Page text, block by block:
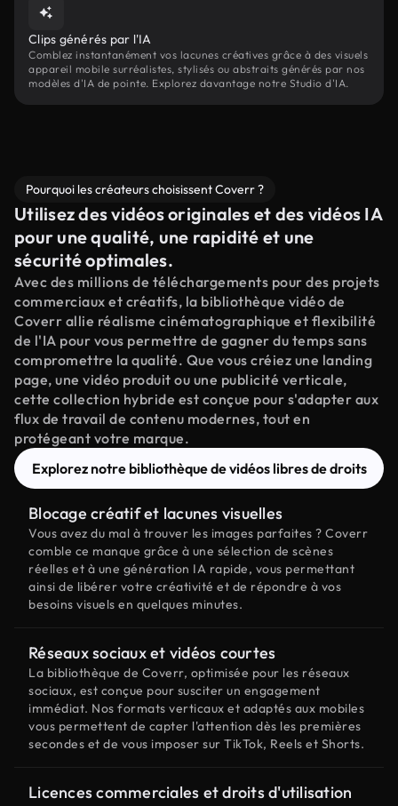
Clips générés par l'IA
Comblez instantanément vos lacunes créatives grâce à des visuels
appareil mobile surréalistes, stylisés ou abstraits générés par nos
modèles d'IA de pointe. Explorez davantage notre Studio d'IA.
Pourquoi les créateurs choisissent Coverr ?
Utilisez des vidéos originales et des vidéos IA
pour une qualité, une rapidité et une
sécurité optimales.
Avec des millions de téléchargements pour des projets
commerciaux et créatifs, la bibliothèque vidéo de
Coverr allie réalisme cinématographique et flexibilité
de l'IA pour vous permettre de gagner du temps sans
compromettre la qualité. Que vous créiez une landing
page, une vidéo produit ou une publicité verticale,
cette collection hybride est conçue pour s'adapter aux
flux de travail de contenu modernes, tout en
protégeant votre marque.
Explorez notre bibliothèque de vidéos libres de droits
Blocage créatif et lacunes visuelles
Vous avez du mal à trouver les images parfaites ? Coverr
comble ce manque grâce à une sélection de scènes
réelles et à une génération IA rapide, vous permettant
ainsi de libérer votre créativité et de répondre à vos
besoins visuels en quelques minutes.
Réseaux sociaux et vidéos courtes
La bibliothèque de Coverr, optimisée pour les réseaux
sociaux, est conçue pour susciter un engagement
immédiat. Nos formats verticaux et adaptés aux mobiles
vous permettent de capter l'attention dès les premières
secondes et de vous imposer sur TikTok, Reels et Shorts.
Licences commerciales et droits d'utilisation